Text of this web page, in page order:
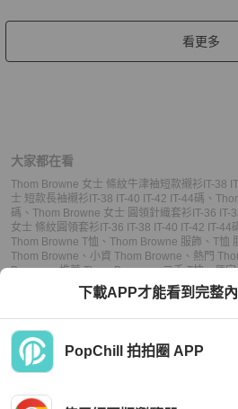
看更多
大家都在看
Thom Browne 女士 條紋牛津袖短款襯衫IT-38
士 短款長袖襯衫IT-38 IT-40 IT-42 IT-44碼 、
碼 、 Thom Browne 女士 圓領針織套衫IT-36 IT-
女士 條紋圓領套衫IT-36 IT-38 IT-40 IT-42 IT-44
Thom Browne T恤 、 Thom Browne 服飾 、 T恤
Thom Browne 、 小資 Thom Browne 、 熱門
Browne、推薦 Thom Browne、二手 T恤、便
推薦 T恤、二手 服飾 、便宜 服飾、小
下載APP才能看到完整
PopChill 拍拍圈 APP